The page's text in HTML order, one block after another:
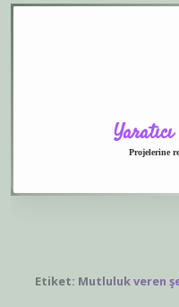
Projelerine
Etiket: Mutluluk veren